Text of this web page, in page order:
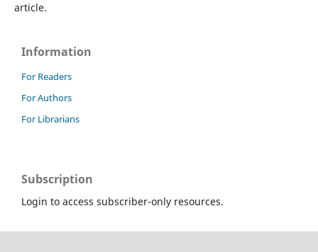
article.
Information
For Readers
For Authors
For Librarians
Subscription
Login to access subscriber-only resources.